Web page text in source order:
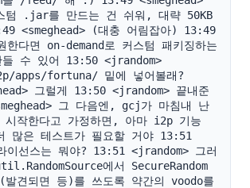
텀 .jar를 만드는 건 쉬워, 대략 50KB
<smeghead> (대충 어림잡아) 13:49
한다면 on-demand로 커스텀 패키징하는
수 있어 13:50 <jrandom>
apps/fortuna/ 밑에 넣어볼래?
그럴게 13:50 <jrandom> 끝내준
그 다음엔, gcj가 마침내 난
시작한다고 가정하면, 아마 i2p 기능
많은 테스트가 필요할 거야 13:51
이선스는 뭐야? 13:51 <jrandom> 그러
에서 SecureRandom
견되면 등)를 쓰도록 약간의 voodo를